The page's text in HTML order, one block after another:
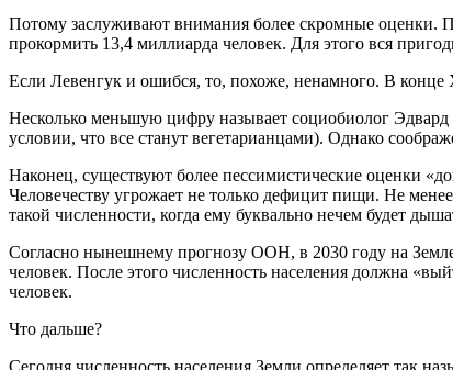
Потому заслуживают внимания более скромные оценки.
прокормить 13,4 миллиарда человек. Для этого вся
Если Левенгук и ошибся, то, похоже, ненамного. В конце
Несколько меньшую цифру называет социобиолог
условии, что все станут вегетарианцами). Однако
Наконец, существуют более пессимистические оценки
Человечеству угрожает не только дефицит пищи. Не
такой численности, когда ему буквально нечем будет
Согласно нынешнему прогнозу ООН, в 2030 году на
человек. После этого численность населения должна
человек.
Что дальше?
Сегодня численность населения Земли определяет так